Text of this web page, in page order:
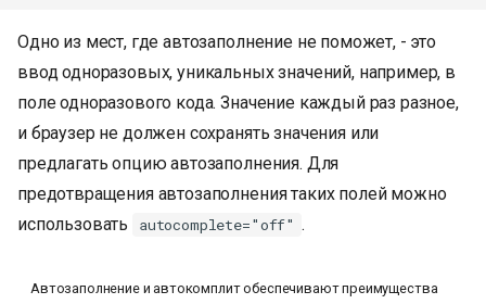
Одно из мест, где автозаполнение не поможет, - это
ввод одноразовых, уникальных значений, например, в
поле одноразового кода. Значение каждый раз разное,
и браузер не должен сохранять значения или
предлагать опцию автозаполнения. Для
предотвращения автозаполнения таких полей можно
использовать
autocomplete="off" .
Автозаполнение и автокомплит обеспечивают преимущества